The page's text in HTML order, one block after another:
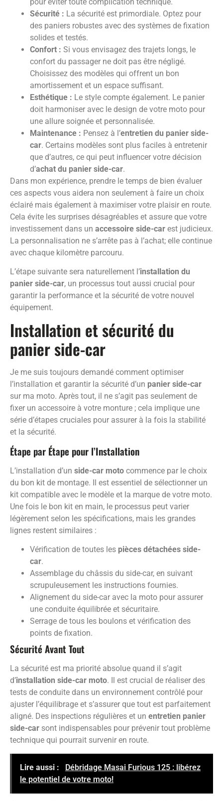
Sécurité : La sécurité est primordiale. Optez pour
des paniers robustes avec des systèmes de fixation
solides et testés.
Confort : Si vous envisagez des trajets longs, le
confort du passager ne doit pas être négligé.
Choisissez des modèles qui offrent un bon
amortissement et un espace suffisant.
Esthétique : Le style compte également. Le panier
doit harmoniser avec le design de votre moto pour
une allure soignée et personnalisée.
Maintenance : Pensez à l’entretien du panier side-
car. Certains modèles sont plus faciles à entretenir
que d’autres, ce qui peut influencer votre décision
d’achat du panier side-car.
Dans mon expérience, prendre le temps de bien évaluer
ces aspects vous aidera non seulement à faire un choix
éclairé mais également à maximiser votre plaisir en route.
Cela évite les surprises désagréables et assure que votre
investissement dans un accessoire side-car est judicieux.
La personnalisation ne s’arrête pas à l’achat; elle continue
avec chaque kilomètre parcouru.
L’étape suivante sera naturellement l’installation du
panier side-car, un processus tout aussi crucial pour
garantir la performance et la sécurité de votre nouvel
équipement.
Installation et sécurité du
panier side-car
Je me suis toujours demandé comment optimiser
l’installation et garantir la sécurité d’un panier side-car
sur ma moto. Après tout, il ne s’agit pas seulement de
fixer un accessoire à votre monture ; cela implique une
série d’étapes cruciales pour assurer à la fois la stabilité
et la sécurité.
Étape par Étape pour l’Installation
L’installation d’un side-car moto commence par le choix
du bon kit de montage. Il est essentiel de sélectionner un
kit compatible avec le modèle et la marque de votre moto.
Une fois le bon kit en main, le processus peut varier
légèrement selon les spécifications, mais les grandes
lignes restent similaires :
Vérification de toutes les pièces détachées side-
car.
Assemblage du châssis du side-car, en suivant
scrupuleusement les instructions fournies.
Alignement du side-car avec la moto pour assurer
une conduite équilibrée et sécuritaire.
Serrage de tous les boulons et vérification des
points de fixation.
Sécurité Avant Tout
La sécurité est ma priorité absolue quand il s’agit
d’installation side-car moto. Il est crucial de réaliser des
tests de conduite dans un environnement contrôlé pour
ajuster l’équilibrage et s’assurer que tout est parfaitement
aligné. Des inspections régulières et un entretien panier
side-car sont indispensables pour prévenir tout problème
technique qui pourrait survenir en route.
Lire aussi :
Débridage Masai Furious 125 : libérez
le potentiel de votre moto!